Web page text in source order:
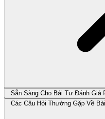
Sẵn Sàng Cho Bài Tự Đánh Giá
Các Câu Hỏi Thường Gặp Về